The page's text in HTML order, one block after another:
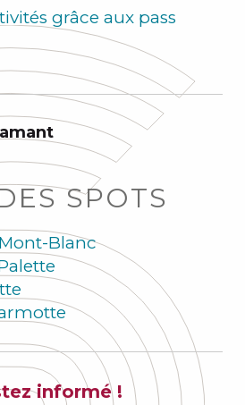
grâce aux pass
SPOTS
Blanc
informé !